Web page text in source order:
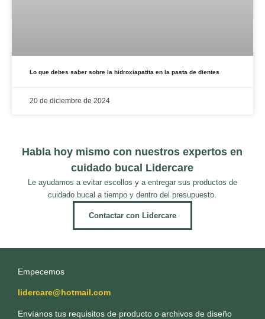
Lo que debes saber sobre la hidroxiapatita en la pasta de dientes
20 de diciembre de 2024
Habla hoy mismo con nuestros expertos en
cuidado bucal Lidercare
Le ayudamos a evitar escollos y a entregar sus productos de
cuidado bucal a tiempo y dentro del presupuesto.
Contactar con Lidercare
Empecemos
lidercare@hotmail.com
Envíanos tus requisitos de producto o archivos de diseño